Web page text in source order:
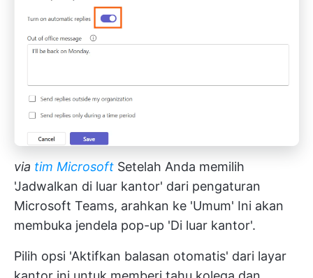
via tim Microsoft Setelah Anda memilih
'Jadwalkan di luar kantor' dari pengaturan
Microsoft Teams, arahkan ke 'Umum' Ini akan
membuka jendela pop-up 'Di luar kantor'.
Pilih opsi 'Aktifkan balasan otomatis' dari layar